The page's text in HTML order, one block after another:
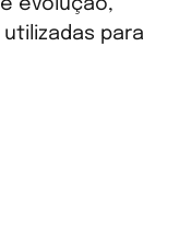
evolução,
para